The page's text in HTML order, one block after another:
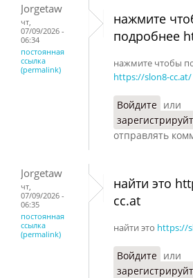
Jorgetaw
чт,
07/09/2026 -
06:34
постоянная
ссылка
(permalink)
нажмите
подробнее
нажмите чтобы
https://slon8-cc.at/
Войдите или
отправлять
Jorgetaw
чт,
07/09/2026 -
06:35
постоянная
ссылка
(permalink)
найти это
cc.at
найти это https://
Войдите или